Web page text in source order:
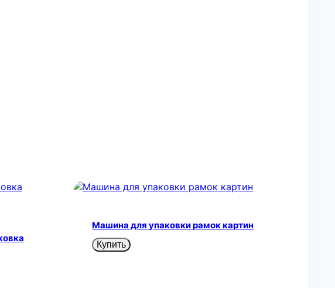
Машина для упаковки рамок картин
Купить